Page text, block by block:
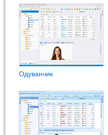
Одуванчик